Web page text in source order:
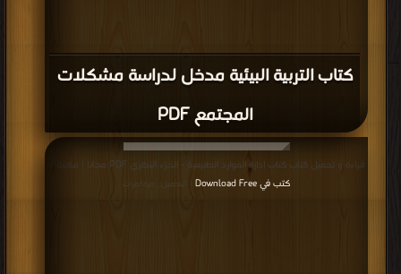
كتاب التربية البيئية مدخل لدراسة مشكلات
المجتمع PDF
قراءة و تحميل كتاب كتاب ادارة الموارد الطبيعية - الجزء النظري PDF مجانا | مكتبة >
كتب في Download Free
| التحميل : مرة/مرات